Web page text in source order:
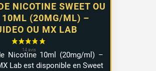
NICOTINE SWEET OU
10ML (20MG/ML) –
OU MX LAB
Nicotine 10ml (20mg/ml) –
Lab est disponible en Sweet